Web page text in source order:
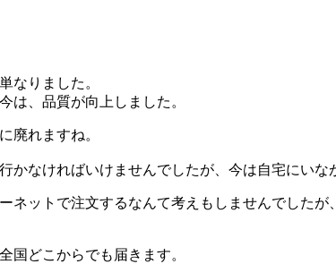
なりました。
は、品質が向上しました。
廃れますね。
なければいけませんでしたが、今は自宅にいな
ットで注文するなんて考えもしませんでしたが
国どこからでも届きます。